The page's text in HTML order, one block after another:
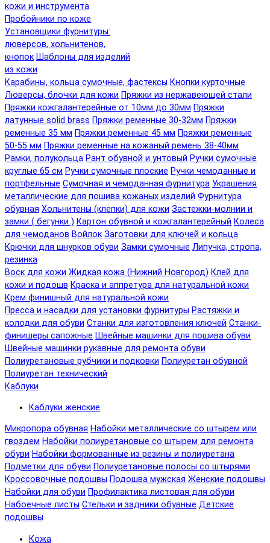
кожи и инструмента
Пробойники по коже
Установщики фурнитуры:
люверсов, хольнитенов,
кнопок Шаблоны для изделий
из кожи
Карабины, кольца сумочные, фастексы Кнопки курточные
Люверсы, блочки для кожи Пряжки из нержавеющей стали
Пряжки кожгалантерейные от 10мм до 30мм Пряжки
латунные solid brass Пряжки ременные 30-32мм Пряжки
ременные 35 мм Пряжки ременные 45 мм Пряжки ременные
50-55 мм Пряжки ременные на кожаный ремень 38-40мм
Рамки, полукольца Рант обувной и унтовый Ручки сумочные
круглые 65 см Ручки сумочные плоские Ручки чемоданные и
портфельные Сумочная и чемоданная фурнитура Украшения
металлические для пошива кожаных изделий Фурнитура
обувная Хольнитены (клепки) для кожи Застежки-молнии и
замки ( бегунки ) Картон обувной и кожгалантерейный Колеса
для чемоданов Войлок Заготовки для ключей и кольца
Крючки для шнурков обуви Замки сумочные Липучка, стропа,
резинка
Воск для кожи Жидкая кожа (Нижний Новгород) Клей для
кожи и подошв Краска и аппретура для натуральной кожи
Крем финишный для натуральной кожи
Пресса и насадки для установки фурнитуры Растяжки и
колодки для обуви Станки для изготовления ключей Станки-
финишеры сапожные Швейные машинки для пошива обуви
Швейные машинки рукавные для ремонта обуви
Полиуретановые рубчики и подковки Полиуретан обувной
Полиуретан технический
Каблуки
Каблуки женские
Микропора обувная Набойки металлические со штырем или
гвоздем Набойки полиуретановые со штырем для ремонта
обуви Набойки формованные из резины и полиуретана
Подметки для обуви Полиуретановые полосы со штырями
Кроссовочные подошвы Подошва мужская Женские подошвы
Набойки для обуви Профилактика листовая для обуви
Набоечные листы Стельки и задники обувные Детские
подошвы
Кожа